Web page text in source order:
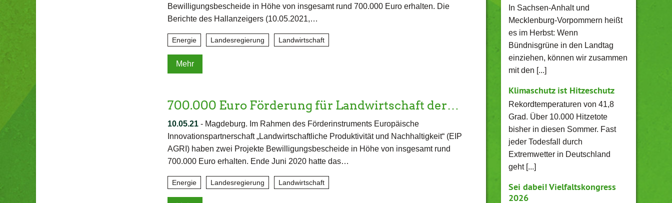
Bewilligungsbescheide in Höhe von insgesamt rund 700.000 Euro erhalten. Die
Berichte des Hallanzeigers (10.05.2021,…
Energie Landesregierung Landwirtschaft
Mehr
700.000 Euro Förderung für Landwirtschaft der…
10.05.21- Magdeburg. Im Rahmen des Förderinstruments Europäische
Innovationspartnerschaft „Landwirtschaftliche Produktivität und Nachhaltigkeit“ (EIP
AGRI) haben zwei Projekte Bewilligungsbescheide in Höhe von insgesamt rund
700.000 Euro erhalten. Ende Juni 2020 hatte das…
Energie Landesregierung Landwirtschaft
In Sachsen-Anhalt und
Mecklenburg-Vorpommern heißt
es im Herbst: Wenn
Bündnisgrüne in den Landtag
einziehen, können wir zusammen
mit den [...]
Klimaschutz ist Hitzeschutz
Rekordtemperaturen von 41,8
Grad. Über 10.000 Hitzetote
bisher in diesen Sommer. Fast
jeder Todesfall durch
Extremwetter in Deutschland
geht [...]
Sei dabei! Vielfaltskongress
2026